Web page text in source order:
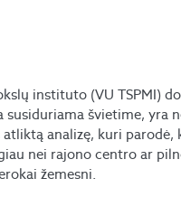
instituto (VU TSPMI)
švietime, yra
analizę, kuri parodė,
nei rajono centro ar
žemesni.